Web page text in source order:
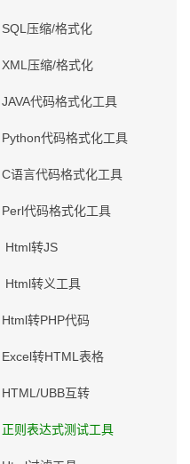
SQL压缩/格式化
XML压缩/格式化
JAVA代码格式化工具
Python代码格式化工具
C语言代码格式化工具
Perl代码格式化工具
Html转JS
Html转义工具
Html转PHP代码
Excel转HTML表格
HTML/UBB互转
正则表达式测试工具